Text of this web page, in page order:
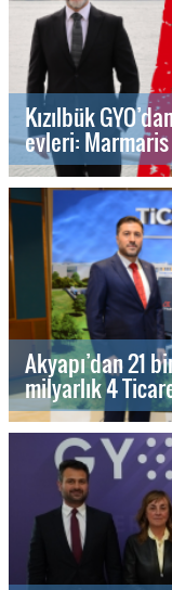
Kızılbük
evleri: Marmaris
Akyapı’dan 21
milyarlık 4